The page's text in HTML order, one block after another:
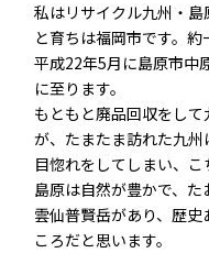
私はリサイクル九州・
と育ちは福岡市です。
平成22年5月に島原市中
に至ります。
もともと廃品回収をし
が、たまたま訪れた九
目惚れをしてしまい、こ
島原は自然が豊かで、
雲仙普賢岳があり、歴
ころだと思います。